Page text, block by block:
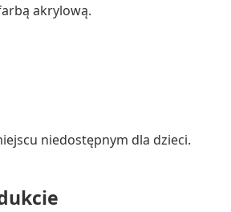
akrylową.
niedostępnym dla dzieci.